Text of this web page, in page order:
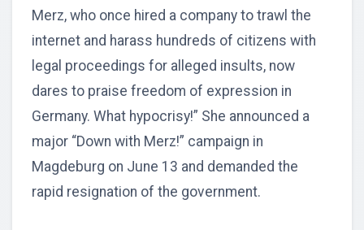
Merz, who once hired a company to trawl the
internet and harass hundreds of citizens with
legal proceedings for alleged insults, now
dares to praise freedom of expression in
Germany. What hypocrisy!” She announced a
major “Down with Merz!” campaign in
Magdeburg on June 13 and demanded the
rapid resignation of the government.